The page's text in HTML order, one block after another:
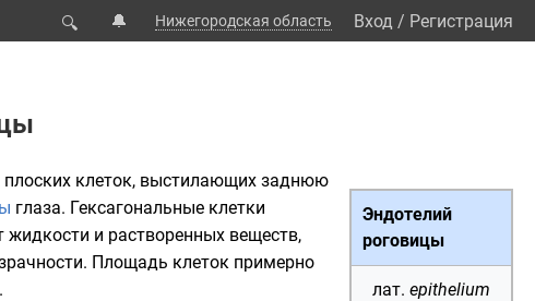
🔍 🔔 Нижегородская область Вход / Регистрация
Эндотелий
роговицы
лат. epithelium
клеток, выстилающих заднюю
глаза. Гексагональные клетки
жидкости и растворенных веществ,
Площадь клеток примерно
.